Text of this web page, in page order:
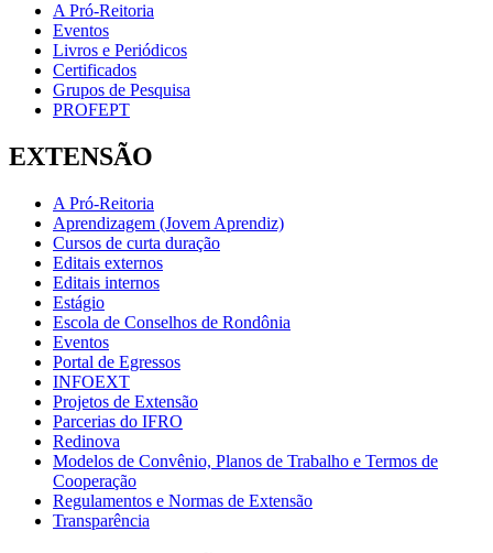
A Pró-Reitoria
Eventos
Livros e Periódicos
Certificados
Grupos de Pesquisa
PROFEPT
EXTENSÃO
A Pró-Reitoria
Aprendizagem (Jovem Aprendiz)
Cursos de curta duração
Editais externos
Editais internos
Estágio
Escola de Conselhos de Rondônia
Eventos
Portal de Egressos
INFOEXT
Projetos de Extensão
Parcerias do IFRO
Redinova
Modelos de Convênio, Planos de Trabalho e Termos de
Cooperação
Regulamentos e Normas de Extensão
Transparência